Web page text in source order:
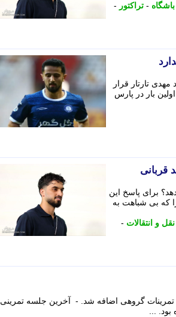
باشگاه - تراکتور -
در لیست خرید مهدی تارتار قرار
بار در پارس
قربانی
برای پاسخ این
که بی شباهت به
نقل و انتقالات -
گروهی اضافه شد. - آخرین جلسه تمرینی
...